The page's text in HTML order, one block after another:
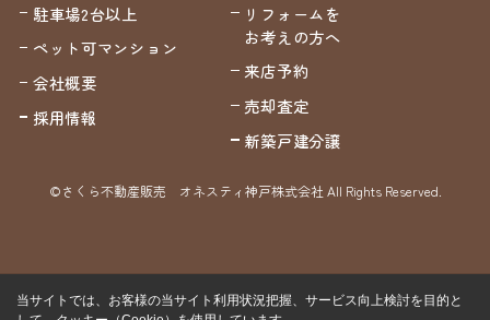
駐車場2台以上
ペット可マンション
会社概要
採用情報
リフォームを
お考えの方へ
来店予約
売却査定
新築戸建分譲
©さくら不動産販売 オネスティ神戸株式会社 All Rights Reserved.
当サイトでは、お客様の当サイト利用状況把握、サービス向上検討を目的と